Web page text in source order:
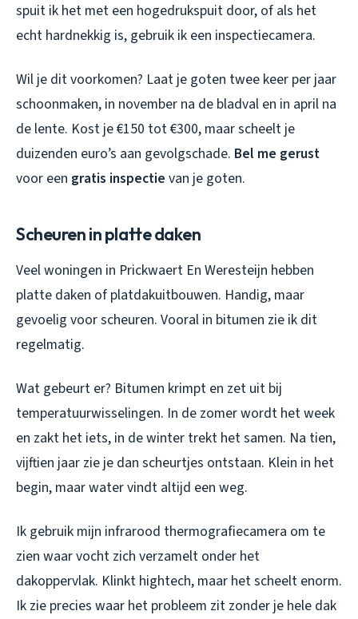
spuit ik het met een hogedrukspuit door, of als het
echt hardnekkig is, gebruik ik een inspectiecamera.
Wil je dit voorkomen? Laat je goten twee keer per jaar
schoonmaken, in november na de bladval en in april na
de lente. Kost je €150 tot €300, maar scheelt je
duizenden euro’s aan gevolgschade. Bel me gerust
voor een gratis inspectie van je goten.
Scheuren in platte daken
Veel woningen in Prickwaert En Weresteijn hebben
platte daken of platdakuitbouwen. Handig, maar
gevoelig voor scheuren. Vooral in bitumen zie ik dit
regelmatig.
Wat gebeurt er? Bitumen krimpt en zet uit bij
temperatuurwisselingen. In de zomer wordt het week
en zakt het iets, in de winter trekt het samen. Na tien,
vijftien jaar zie je dan scheurtjes ontstaan. Klein in het
begin, maar water vindt altijd een weg.
Ik gebruik mijn infrarood thermografiecamera om te
zien waar vocht zich verzamelt onder het
dakoppervlak. Klinkt hightech, maar het scheelt enorm.
Ik zie precies waar het probleem zit zonder je hele dak